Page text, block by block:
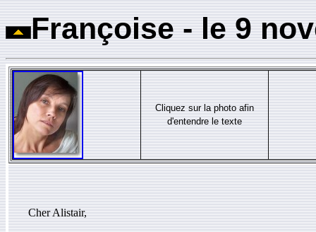
Françoise - le 9
Cliquez sur la photo afin
d'entendre le texte
Cher Alistair,